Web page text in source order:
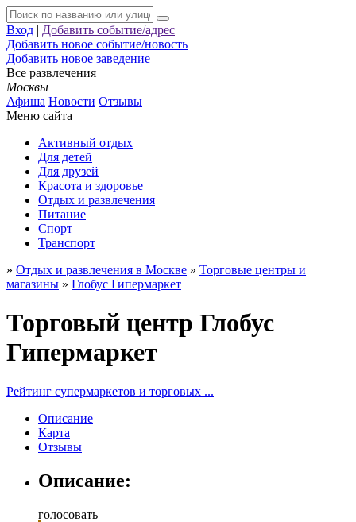
Вход | Добавить событие/адрес
Добавить новое событие/новость
Добавить новое заведение
Все развлечения
Москвы
Афиша Новости Отзывы
Меню сайта
Активный отдых
Для детей
Для друзей
Красота и здоровье
Отдых и развлечения
Питание
Спорт
Транспорт
» Отдых и развлечения в Москве » Торговые центры и
магазины » Глобус Гипермаркет
Торговый центр Глобус
Гипермаркет
Рейтинг супермаркетов и торговых ...
Описание
Карта
Отзывы
Описание:
голосовать